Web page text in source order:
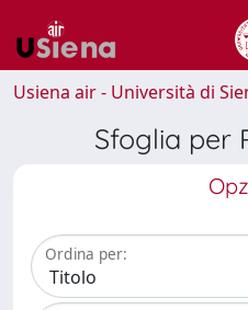
Usiena air - Università di
Sfoglia per
Ordina per: